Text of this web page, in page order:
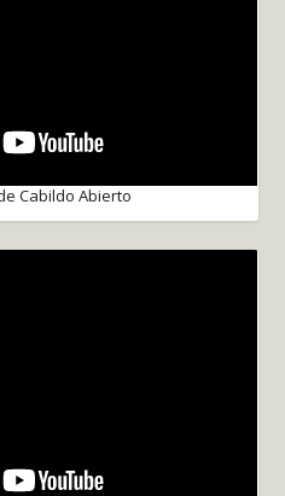
Cabildo Abierto